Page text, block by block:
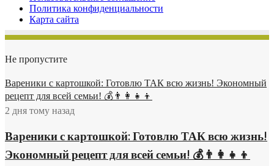
Политика конфиденциальности
Карта сайта
Не пропустите
Вареники с картошкой: Готовлю ТАК всю жизнь! Экономный
рецепт для всей семьи! 💰👨👩👧👦
2 дня тому назад
Вареники с картошкой: Готовлю ТАК всю жизнь!
Экономный рецепт для всей семьи! 💰👨👩👧👦